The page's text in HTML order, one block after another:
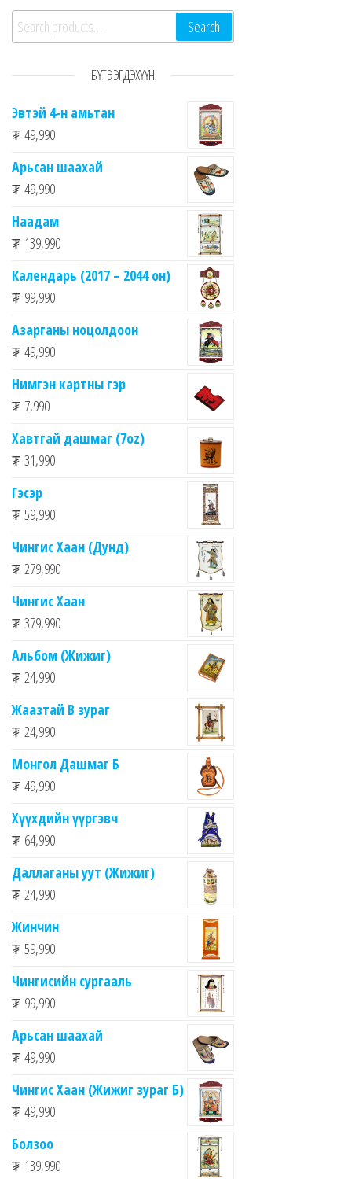
Search for: Search
БҮТЭЭГДЭХҮҮН
Эвтэй 4-н амьтан
₮ 49,990
Арьсан шаахай
₮ 49,990
Наадам
₮ 139,990
Календарь (2017 – 2044 он)
₮ 99,990
Азарганы ноцолдоон
₮ 49,990
Нимгэн картны гэр
₮ 7,990
Хавтгай дашмаг (7oz)
₮ 31,990
Гэсэр
₮ 59,990
Чингис Хаан (Дунд)
₮ 279,990
Чингис Хаан
₮ 379,990
Альбом (Жижиг)
₮ 24,990
Жаазтай В зураг
₮ 24,990
Монгол Дашмаг Б
₮ 49,990
Хүүхдийн үүргэвч
₮ 64,990
Даллаганы уут (Жижиг)
₮ 24,990
Жинчин
₮ 59,990
Чингисийн сургааль
₮ 99,990
Арьсан шаахай
₮ 49,990
Чингис Хаан (Жижиг зураг Б)
₮ 49,990
Болзоо
₮ 139,990